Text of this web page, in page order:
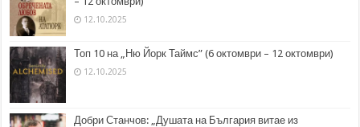
12.10.2025
Топ 10 на „Ню Йорк Таймс” (6 октомври – 12 октомври)
12.10.2025
Добри Станчов: „Душата на България витае из